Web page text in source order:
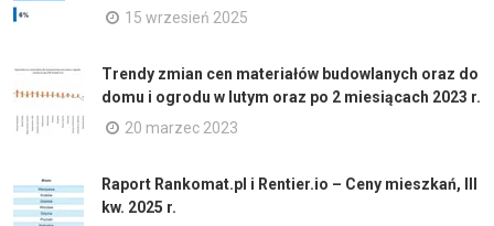
15 wrzesień 2025
Trendy zmian cen materiałów budowlanych oraz do
domu i ogrodu w lutym oraz po 2 miesiącach 2023 r.
20 marzec 2023
Raport Rankomat.pl i Rentier.io – Ceny mieszkań, III
kw. 2025 r.